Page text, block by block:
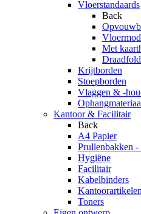
Vloerstandaards
Back
Met
Krijtborden
Stoepborden
Vlaggen & -
Kantoor & Facilitair
Back
A4 Papier
Prullenbakken -
Hygiëne
Facilitair
Kabelbinders
Kantoorartikelen
Toners